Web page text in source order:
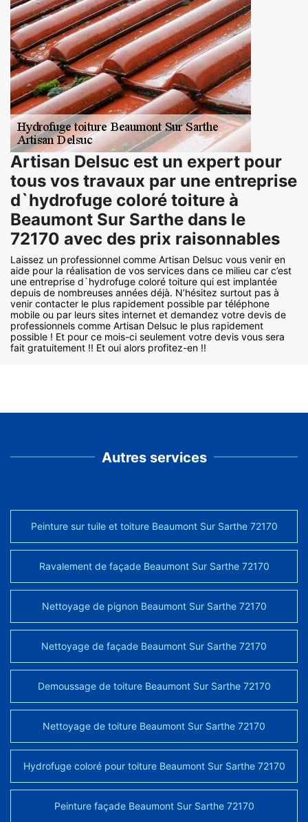
Artisan Delsuc est un expert pour
tous vos travaux par une entreprise
d`hydrofuge coloré toiture à
Beaumont Sur Sarthe dans le
72170 avec des prix raisonnables
Laissez un professionnel comme Artisan Delsuc vous venir en
aide pour la réalisation de vos services dans ce milieu car c’est
une entreprise d`hydrofuge coloré toiture qui est implantée
depuis de nombreuses années déjà. N’hésitez surtout pas à
venir contacter le plus rapidement possible par téléphone
mobile ou par leurs sites internet et demandez votre devis de
professionnels comme Artisan Delsuc le plus rapidement
possible ! Et pour ce mois-ci seulement votre devis vous sera
fait gratuitement !! Et oui alors profitez-en !!
Autres services
Peinture sur tuile et toiture Beaumont Sur Sarthe 72170
Ravalement de façade Beaumont Sur Sarthe 72170
Nettoyage de pignon Beaumont Sur Sarthe 72170
Nettoyage de façade Beaumont Sur Sarthe 72170
Demoussage de toiture Beaumont Sur Sarthe 72170
Nettoyage de toiture Beaumont Sur Sarthe 72170
Hydrofuge coloré pour toiture Beaumont Sur Sarthe 72170
Peinture façade Beaumont Sur Sarthe 72170